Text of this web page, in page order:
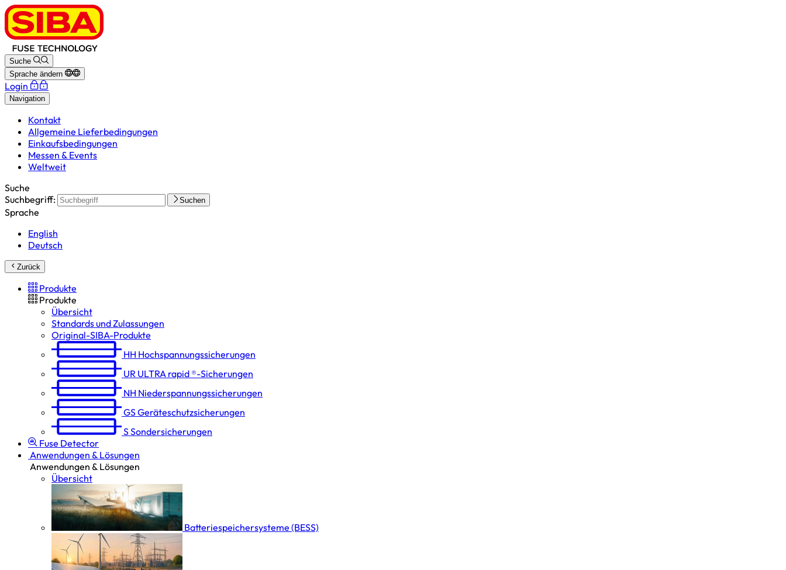
Suche
Sprache ändern
Login
Navigation
Kontakt
Allgemeine Lieferbedingungen
Einkaufsbedingungen
Messen & Events
Weltweit
Suche
Suchbegriff:
Suchen
Sprache
English
Deutsch
Zurück
Produkte
Produkte
Übersicht
Standards und Zulassungen
Original-SIBA-Produkte
HH Hochspannungs­sicherungen
UR ULTRA rapid ®-Sicherungen
NH Niederspannungs­sicherungen
GSGeräteschutz­sicherungen
SSondersicherungen
Fuse Detector
Anwendungen & Lösungen
Anwendungen & Lösungen
Übersicht
Batterie­speicher­systeme (BESS)